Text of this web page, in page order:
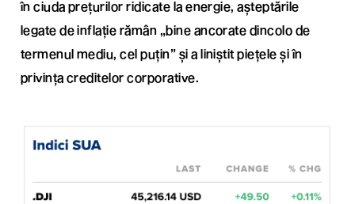
în ciuda prețurilor ridicate la energie, așteptările
legate de inflație rămân „bine ancorate dincolo de
termenul mediu, cel puțin” și a liniștit piețele și în
privința creditelor corporative.